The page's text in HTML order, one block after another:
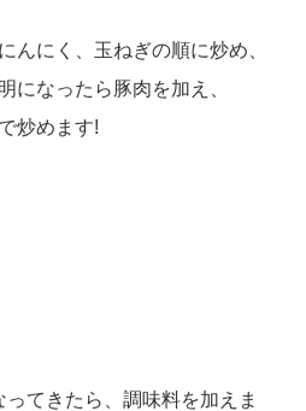
んにく、玉ねぎの順に炒め、
になったら豚肉を加え、
炒めます!
ってきたら、調味料を加えま